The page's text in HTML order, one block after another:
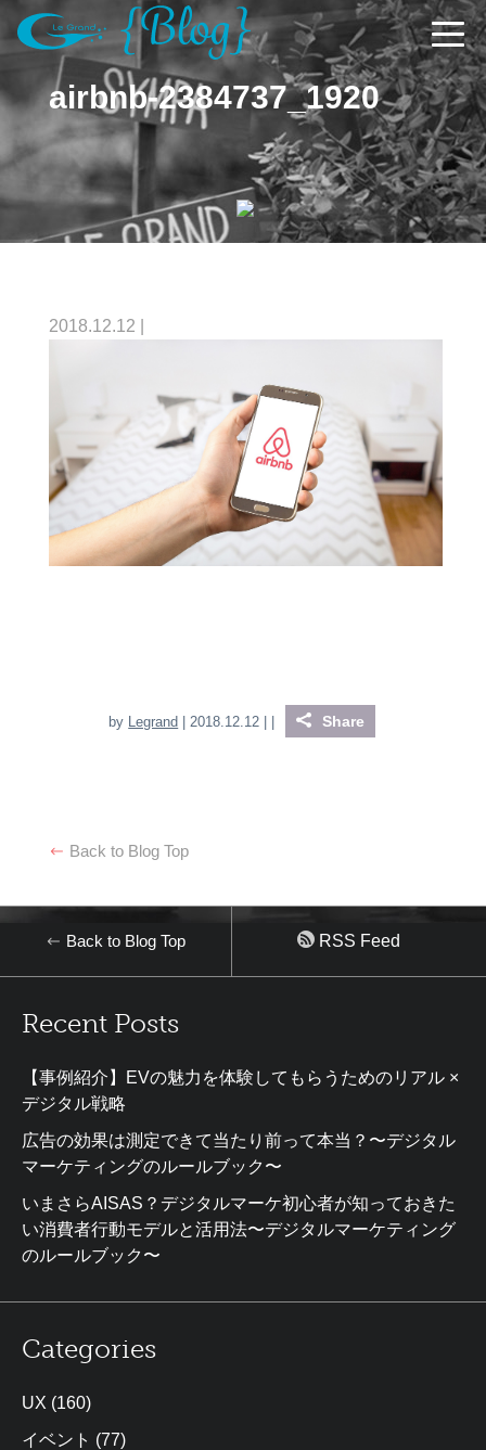
airbnb-2384737_1920
2018.12.12
by Legrand | 2018.12.12 | Share
Back to Blog Top
Back to Blog Top RSS Feed
Recent Posts
【事例紹介】EVの魅力を体験してもらうためのリアル ×
デジタル戦略
広告の効果は測定できて当たり前って本当？〜デジタル
マーケティングのルールブック〜
いまさらAISAS？デジタルマーケ初心者が知っておきた
い消費者行動モデルと活用法〜デジタルマーケティング
のルールブック〜
Categories
UX (160)
イベント (77)